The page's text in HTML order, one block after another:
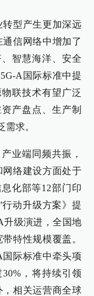
型产生更加深远
信网络中增加了
智慧海洋、安全
A国际标准中提
联技术有望广泛
产盘点、生产制
求。
业端同频共振，
络建设方面处于
化部等12部门印
动升级方案》提
升级演进，全国地
特性规模覆盖。
际标准中牵头项
，将持续引领
相关运营商全球